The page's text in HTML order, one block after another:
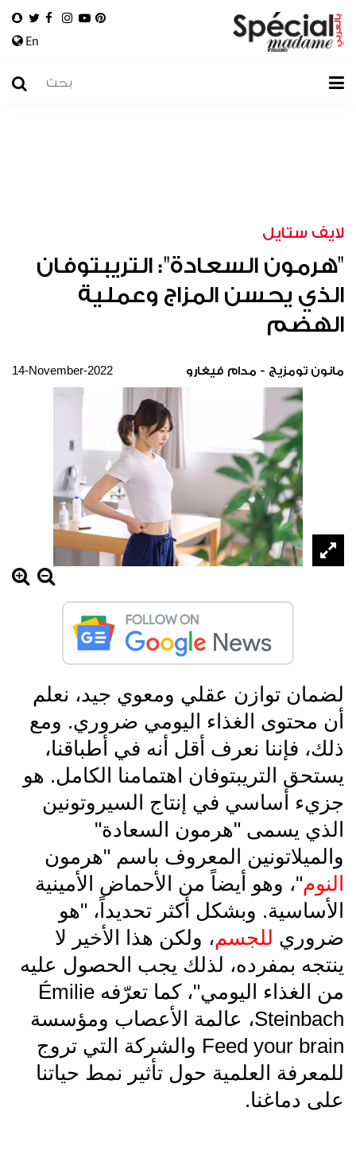
En
لايف ستايل
"هرمون السعادة": التريبتوفان
الذي يحسن المزاج وعملية
الهضم
مانون تومزيج - مدام فيغارو 14-November-2022
لضمان توازن عقلي ومعوي جيد، نعلم
أن محتوى الغذاء اليومي ضروري. ومع
ذلك، فإننا نعرف أقل أنه في أطباقنا،
يستحق التريبتوفان اهتمامنا الكامل. هو
جزيء أساسي في إنتاج السيروتونين
الذي يسمى "هرمون السعادة"
والميلاتونين المعروف باسم "هرمون
النوم"، وهو أيضاً من الأحماض الأمينية
الأساسية. وبشكل أكثر تحديداً، "هو
ضروري للجسم، ولكن هذا الأخير لا
ينتجه بمفرده، لذلك يجب الحصول عليه
من الغذاء اليومي"، كما تعرّفه Émilie
Steinbach، عالمة الأعصاب ومؤسسة
Feed your brain والشركة التي تروج
للمعرفة العلمية حول تأثير نمط حياتنا
على دماغنا.